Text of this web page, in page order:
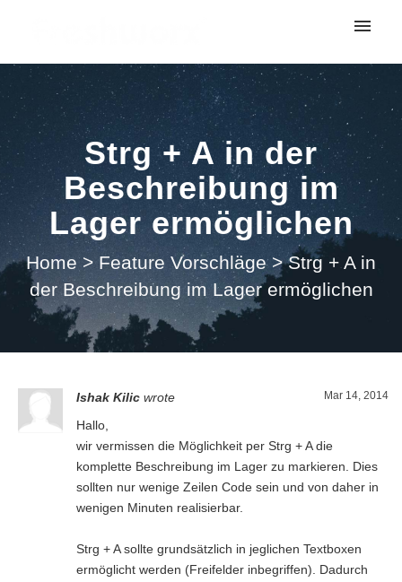
My tickets
Submit ticket
Strg + A in der
Beschreibung im
Lager ermöglichen
Home > Feature Vorschläge > Strg + A in
der Beschreibung im Lager ermöglichen
Mar 14, 2014
Ishak Kilic wrote
Hallo,
wir vermissen die Möglichkeit per Strg + A die
komplette Beschreibung im Lager zu markieren. Dies
sollten nur wenige Zeilen Code sein und von daher in
wenigen Minuten realisierbar.
Strg + A sollte grundsätzlich in jeglichen Textboxen
ermöglicht werden (Freifelder inbegriffen). Dadurch